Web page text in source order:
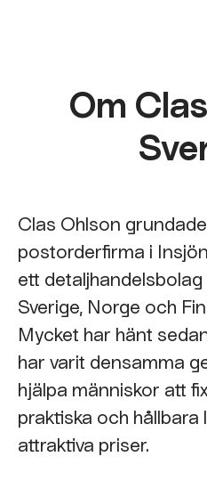
Om
Clas Ohlson
postorderfirma i
ett
Sverige, Norge och
Mycket har hänt
har varit densamma
hjälpa människor att
praktiska och hållbara
attraktiva priser.